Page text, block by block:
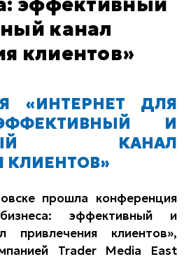
канал
клиентов»
«ИНТЕРНЕТ ДЛЯ
И
КАНАЛ
КЛИЕНТОВ»
прошла конференция
эффективный и
привлечения клиентов»,
Trader Media East